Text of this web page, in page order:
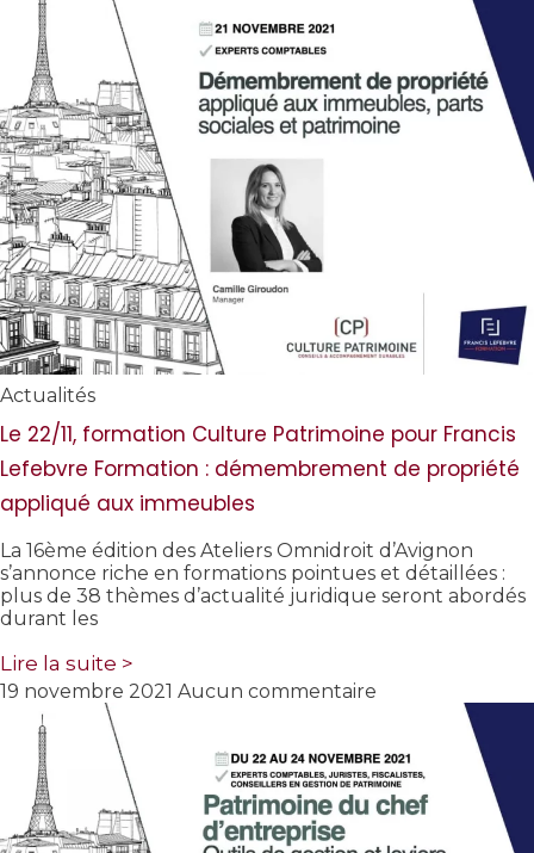
Actualités
Le 22/11, formation Culture Patrimoine pour Francis
Lefebvre Formation : démembrement de propriété
appliqué aux immeubles
La 16ème édition des Ateliers Omnidroit d’Avignon
s’annonce riche en formations pointues et détaillées :
plus de 38 thèmes d’actualité juridique seront abordés
durant les
Lire la suite >
19 novembre 2021 Aucun commentaire